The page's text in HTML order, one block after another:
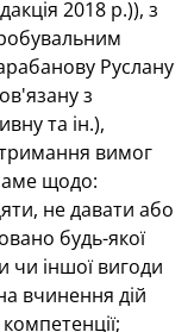
2018 р.)), з
Руслану
з
та ін.),
вимог
щодо:
не давати або
будь-якої
чи іншої вигоди
вчинення дій